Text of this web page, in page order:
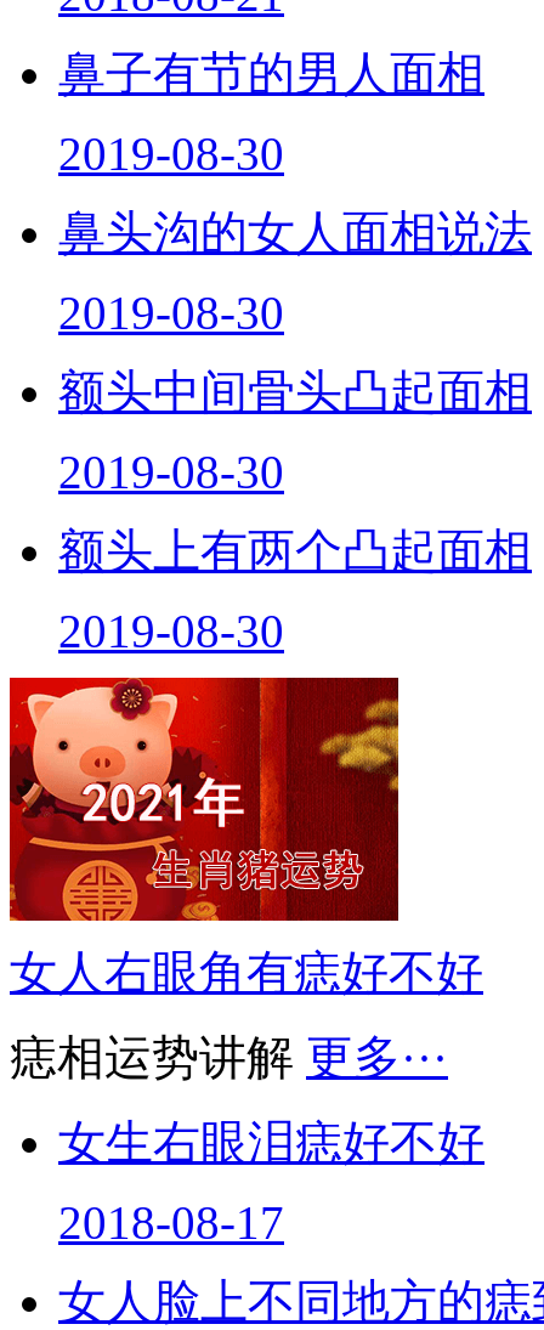
鼻子有节的男人面相
2019-08-30
鼻头沟的女人面相说法
2019-08-30
额头中间骨头凸起面相
2019-08-30
额头上有两个凸起面相
2019-08-30
女人右眼角有痣好不好
痣相运势讲解 更多···
女生右眼泪痣好不好
2018-08-17
女人脸上不同地方的